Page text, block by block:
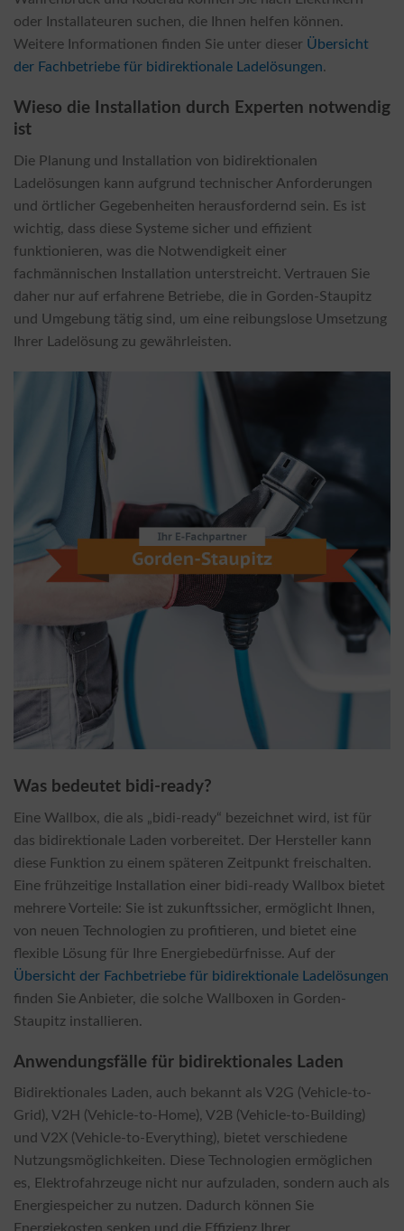
oder Installateuren suchen, die Ihnen helfen können.
Weitere Informationen finden Sie unter dieser Übersicht
der Fachbetriebe für bidirektionale Ladelösungen.
Wieso die Installation durch Experten notwendig
ist
Die Planung und Installation von bidirektionalen
Ladelösungen kann aufgrund technischer Anforderungen
und örtlicher Gegebenheiten herausfordernd sein. Es ist
wichtig, dass diese Systeme sicher und effizient
funktionieren, was die Notwendigkeit einer
fachmännischen Installation unterstreicht. Vertrauen Sie
daher nur auf erfahrene Betriebe, die in Gorden-Staupitz
und Umgebung tätig sind, um eine reibungslose Umsetzung
Ihrer Ladelösung zu gewährleisten.
Was bedeutet bidi-ready?
Eine Wallbox, die als „bidi-ready“ bezeichnet wird, ist für
das bidirektionale Laden vorbereitet. Der Hersteller kann
diese Funktion zu einem späteren Zeitpunkt freischalten.
Eine frühzeitige Installation einer bidi-ready Wallbox bietet
mehrere Vorteile: Sie ist zukunftssicher, ermöglicht Ihnen,
von neuen Technologien zu profitieren, und bietet eine
flexible Lösung für Ihre Energiebedürfnisse. Auf der
Übersicht der Fachbetriebe für bidirektionale Ladelösungen
finden Sie Anbieter, die solche Wallboxen in Gorden-
Staupitz installieren.
Anwendungsfälle für bidirektionales Laden
Bidirektionales Laden, auch bekannt als V2G (Vehicle-to-
Grid), V2H (Vehicle-to-Home), V2B (Vehicle-to-Building)
und V2X (Vehicle-to-Everything), bietet verschiedene
Nutzungsmöglichkeiten. Diese Technologien ermöglichen
es, Elektrofahrzeuge nicht nur aufzuladen, sondern auch als
Energiespeicher zu nutzen. Dadurch können Sie